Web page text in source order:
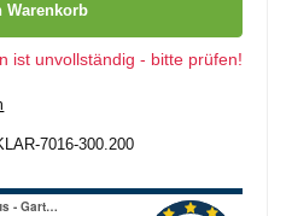
Warenkorb
ist unvollständig - bitte prüfen!
7016-300.200